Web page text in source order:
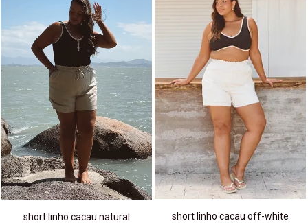
short linho cacau natural short linho cacau off-white